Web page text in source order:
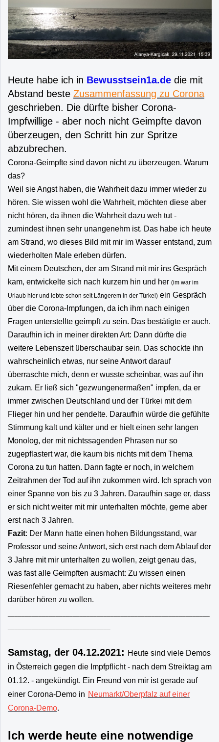
Heute habe ich in Bewusstsein1a.de die mit
Abstand beste Zusammenfassung zu Corona
geschrieben. Die dürfte bisher Corona-
Impfwillige - aber noch nicht Geimpfte davon
überzeugen, den Schritt hin zur Spritze
abzubrechen.
Corona-Geimpfte sind davon nicht zu überzeugen. Warum
das?
Weil sie Angst haben, die Wahrheit dazu immer wieder zu
hören. Sie wissen wohl die Wahrheit, möchten diese aber
nicht hören, da ihnen die Wahrheit dazu weh tut -
zumindest ihnen sehr unangenehm ist. Das habe ich heute
am Strand, wo dieses Bild mit mir im Wasser entstand, zum
wiederholten Male erleben dürfen.
Mit einem Deutschen, der am Strand mit mir ins Gespräch
kam, entwickelte sich nach kurzem hin und her (im war im
Urlaub hier und lebte schon seit Längerem in der Türkei) ein Gespräch
über die Corona-Impfungen, da ich ihm nach einigen
Fragen unterstellte geimpft zu sein. Das bestätigte er auch.
Daraufhin ich in meiner direkten Art: Dann dürfte die
weitere Lebenszeit überschaubar sein. Das schockte ihn
wahrscheinlich etwas, nur seine Antwort darauf
überraschte mich, denn er wusste scheinbar, was auf ihn
zukam. Er ließ sich "gezwungenermaßen" impfen, da er
immer zwischen Deutschland und der Türkei mit dem
Flieger hin und her pendelte. Daraufhin würde die gefühlte
Stimmung kalt und kälter und er hielt einen sehr langen
Monolog, der mit nichtssagenden Phrasen nur so
zugepflastert war, die kaum bis nichts mit dem Thema
Corona zu tun hatten. Dann fagte er noch, in welchem
Zeitrahmen der Tod auf ihn zukommen wird. Ich sprach von
einer Spanne von bis zu 3 Jahren. Daraufhin sage er, dass
er sich nicht weiter mit mir unterhalten möchte, gerne aber
erst nach 3 Jahren.
Fazit: Der Mann hatte einen hohen Bildungsstand, war
Professor und seine Antwort, sich erst nach dem Ablauf der
3 Jahre mit mir unterhalten zu wollen, zeigt genau das,
was fast alle Geimpften ausmacht: Zu wissen einen
Riesenfehler gemacht zu haben, aber nichts weiteres mehr
darüber hören zu wollen.
Samstag, der 04.12.2021: Heute sind viele Demos
in Österreich gegen die Impfpflicht - nach dem Streiktag am
01.12. - angekündigt. Ein Freund von mir ist gerade auf
einer Corona-Demo in Neumarkt/Oberpfalz auf einer
Corona-Demo.
Ich werde heute eine notwendige